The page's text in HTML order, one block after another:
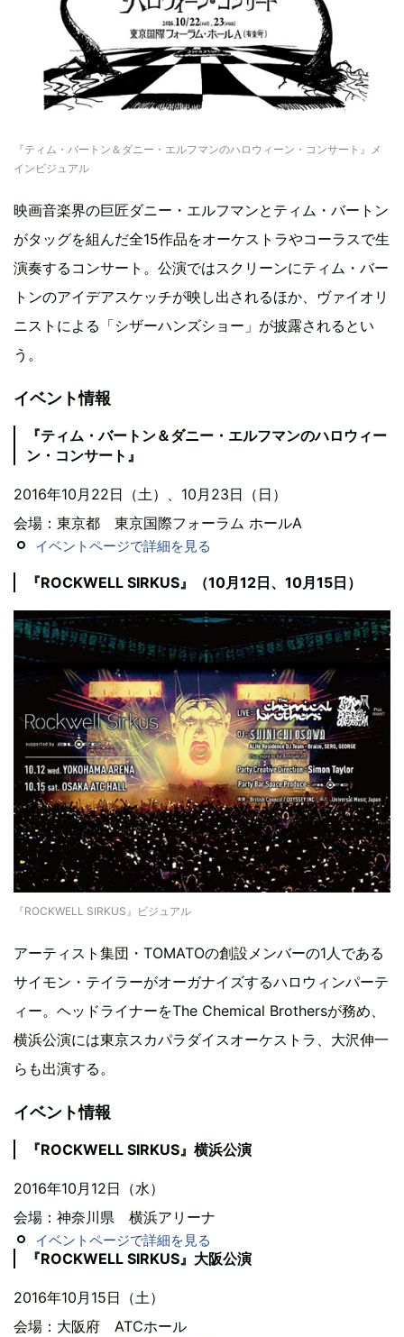
『ティム・バートン＆ダニー・エルフマンのハロウィーン・コンサート』メ
インビジュアル
映画音楽界の巨匠ダニー・エルフマンとティム・バートン
がタッグを組んだ全15作品をオーケストラやコーラスで生
演奏するコンサート。公演ではスクリーンにティム・バー
トンのアイデアスケッチが映し出されるほか、ヴァイオリ
ニストによる「シザーハンズショー」が披露されるとい
う。
イベント情報
『ティム・バートン＆ダニー・エルフマンのハロウィー
ン・コンサート』
2016年10月22日（土）、10月23日（日）
会場：東京都 東京国際フォーラム ホールA
イベントページで詳細を見る
『ROCKWELL SIRKUS』（10月12日、10月15日）
『ROCKWELL SIRKUS』ビジュアル
アーティスト集団・TOMATOの創設メンバーの1人である
サイモン・テイラーがオーガナイズするハロウィンパーテ
ィー。ヘッドライナーをThe Chemical Brothersが務め、
横浜公演には東京スカパラダイスオーケストラ、大沢伸一
らも出演する。
イベント情報
『ROCKWELL SIRKUS』横浜公演
2016年10月12日（水）
会場：神奈川県 横浜アリーナ
イベントページで詳細を見る
『ROCKWELL SIRKUS』大阪公演
2016年10月15日（土）
会場：大阪府 ATCホール